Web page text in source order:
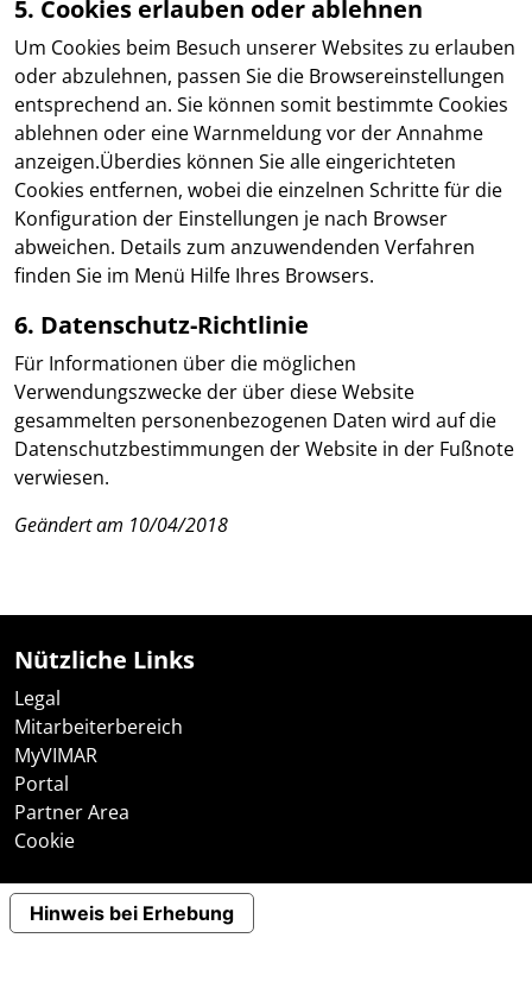
5. Cookies erlauben oder ablehnen
Um Cookies beim Besuch unserer Websites zu erlauben
oder abzulehnen, passen Sie die Browsereinstellungen
entsprechend an. Sie können somit bestimmte Cookies
ablehnen oder eine Warnmeldung vor der Annahme
anzeigen.Überdies können Sie alle eingerichteten
Cookies entfernen, wobei die einzelnen Schritte für die
Konfiguration der Einstellungen je nach Browser
abweichen. Details zum anzuwendenden Verfahren
finden Sie im Menü Hilfe Ihres Browsers.
6. Datenschutz-Richtlinie
Für Informationen über die möglichen
Verwendungszwecke der über diese Website
gesammelten personenbezogenen Daten wird auf die
Datenschutzbestimmungen der Website in der Fußnote
verwiesen.
Geändert am 10/04/2018
Nützliche Links
Legal
Mitarbeiterbereich
MyVIMAR
Portal
Partner Area
Cookie
Hinweis bei Erhebung